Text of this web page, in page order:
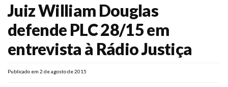
Juiz William Douglas
defende PLC 28/15 em
entrevista à Rádio Justiça
Publicado em 2 de agosto de 2015
O Sindicato
Agenda
Casa do Alto
Nossos Convênios